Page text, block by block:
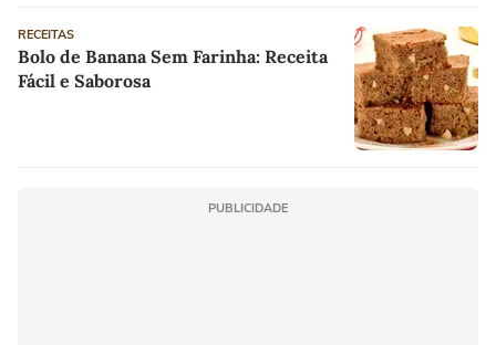
RECEITAS
Bolo de Banana Sem Farinha: Receita
Fácil e Saborosa
PUBLICIDADE